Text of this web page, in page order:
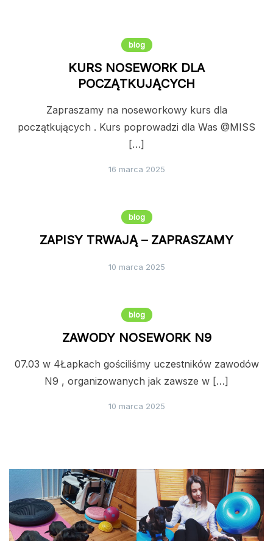
blog
KURS NOSEWORK DLA
POCZĄTKUJĄCYCH
Zapraszamy na noseworkowy kurs dla
początkujących . Kurs poprowadzi dla Was @MISS
[…]
16 marca 2025
blog
ZAPISY TRWAJĄ – ZAPRASZAMY
10 marca 2025
blog
ZAWODY NOSEWORK N9
07.03 w 4Łapkach gościliśmy uczestników zawodów
N9 , organizowanych jak zawsze w […]
10 marca 2025